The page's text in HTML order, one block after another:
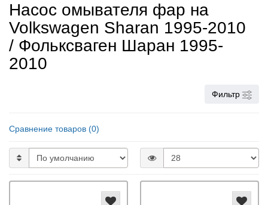
Насос омывателя фар на
Volkswagen Sharan 1995-2010
/ Фольксваген Шаран 1995-
2010
Фильтр
Сравнение товаров (0)